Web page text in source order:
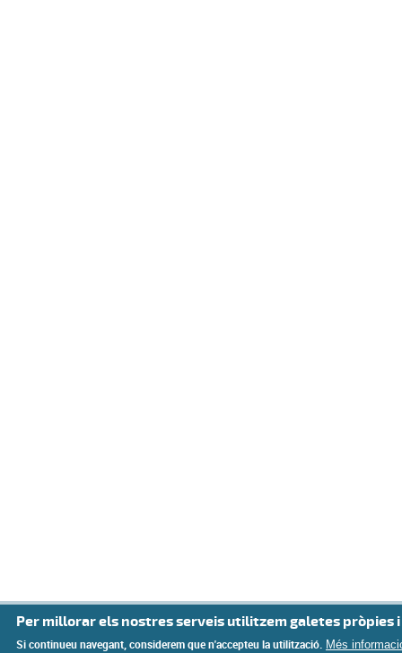
Per millorar els nostres serveis utilitzem galetes pròpies
Si continueu navegant, considerem que n'accepteu la utilització. Més